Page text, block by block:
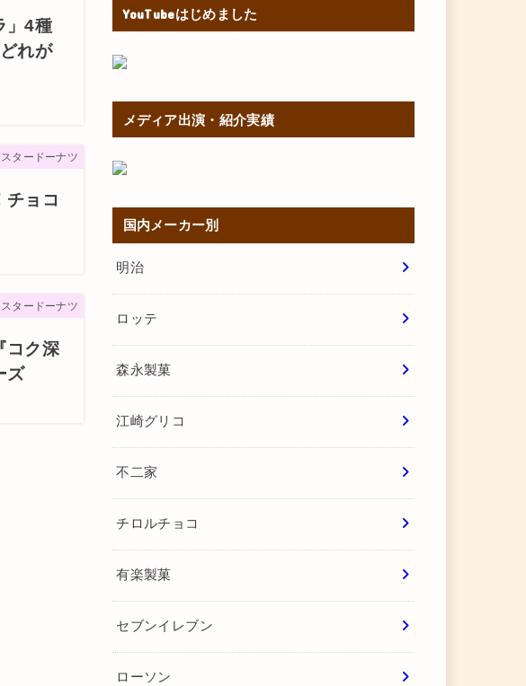
」4種
れが
スタードーナツ
チョコ
スタードーナツ
コク深
ズ
YouTubeはじめました
メディア出演・紹介実績
国内メーカー別
明治
ロッテ
森永製菓
江崎グリコ
不二家
チロルチョコ
有楽製菓
セブンイレブン
ローソン